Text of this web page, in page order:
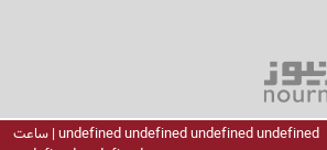
undefined undefined undefined undefined | ساعت